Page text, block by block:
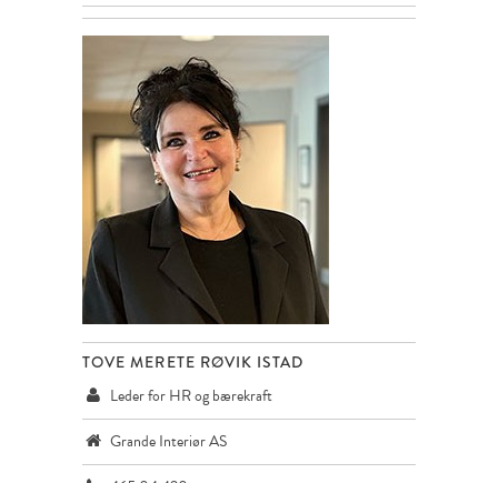
TOVE MERETE RØVIK ISTAD
Leder for HR og bærekraft
Grande Interiør AS